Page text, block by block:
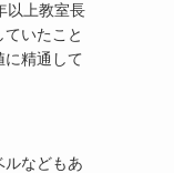
以上教室長
いたこと
に精通して
ルなどもあ